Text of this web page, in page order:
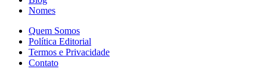
Nomes
Quem Somos
Política Editorial
Termos e Privacidade
Contato